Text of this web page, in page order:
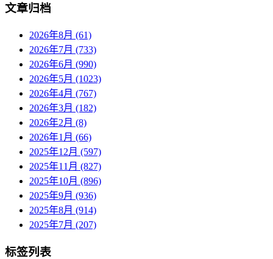
文章归档
2026年8月 (61)
2026年7月 (733)
2026年6月 (990)
2026年5月 (1023)
2026年4月 (767)
2026年3月 (182)
2026年2月 (8)
2026年1月 (66)
2025年12月 (597)
2025年11月 (827)
2025年10月 (896)
2025年9月 (936)
2025年8月 (914)
2025年7月 (207)
标签列表